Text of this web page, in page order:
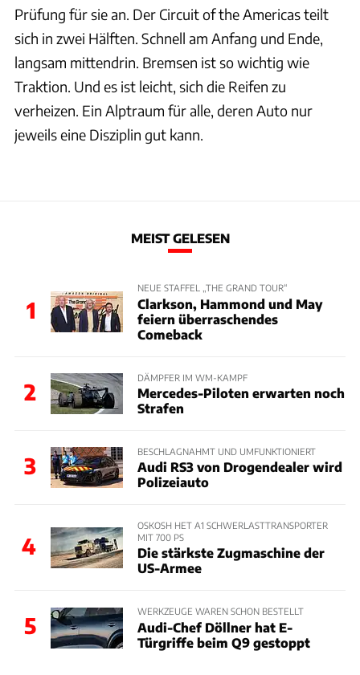
Prüfung für sie an. Der Circuit of the Americas teilt
sich in zwei Hälften. Schnell am Anfang und Ende,
langsam mittendrin. Bremsen ist so wichtig wie
Traktion. Und es ist leicht, sich die Reifen zu
verheizen. Ein Alptraum für alle, deren Auto nur
jeweils eine Disziplin gut kann.
MEIST GELESEN
1
NEUE STAFFEL „THE GRAND TOUR“
Clarkson, Hammond und May
feiern überraschendes
Comeback
2
DÄMPFER IM WM-KAMPF
Mercedes-Piloten erwarten noch
Strafen
3
BESCHLAGNAHMT UND UMFUNKTIONIERT
Audi RS3 von Drogendealer wird
Polizeiauto
4
OSKOSH HET A1 SCHWERLASTTRANSPORTER
MIT 700 PS
Die stärkste Zugmaschine der
US-Armee
5
WERKZEUGE WAREN SCHON BESTELLT
Audi-Chef Döllner hat E-
Türgriffe beim Q9 gestoppt